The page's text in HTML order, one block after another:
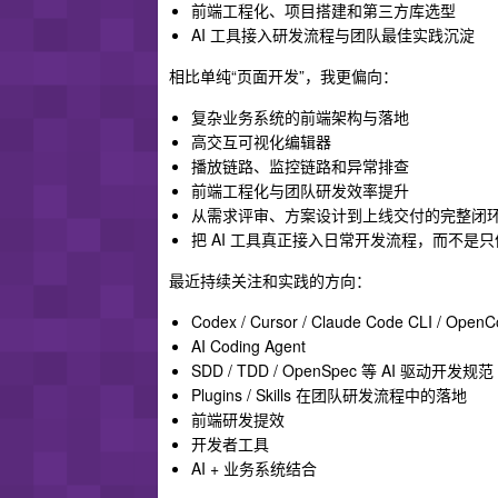
前端工程化、项目搭建和第三方库选型
AI 工具接入研发流程与团队最佳实践沉淀
相比单纯“页面开发”，我更偏向：
复杂业务系统的前端架构与落地
高交互可视化编辑器
播放链路、监控链路和异常排查
前端工程化与团队研发效率提升
从需求评审、方案设计到上线交付的完整闭
把 AI 工具真正接入日常开发流程，而不是
最近持续关注和实践的方向：
Codex / Cursor / Claude Code CLI /
AI Coding Agent
SDD / TDD / OpenSpec 等 AI 驱动开发规范
Plugins / Skills 在团队研发流程中的落地
前端研发提效
开发者工具
AI + 业务系统结合